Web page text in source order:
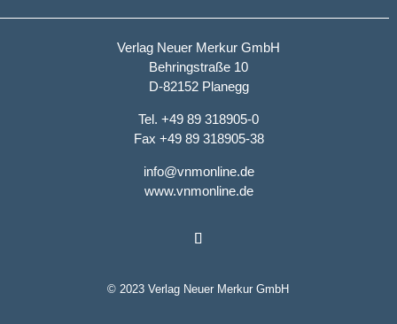
Verlag Neuer Merkur GmbH
Behringstraße 10
D-82152 Planegg
Tel. +49 89 318905-0
Fax +49 89 318905-38
info@vnmonline.de
www.vnmonline.de
© 2023 Verlag Neuer Merkur GmbH